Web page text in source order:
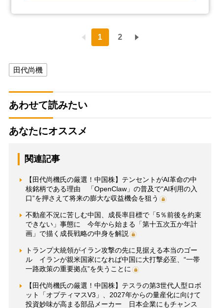
1 2
田代尚機
あわせて読みたい
あなたにオススメ
関連記事
【田代尚機氏の厳選！中国株】テンセントがAI革命の中
核銘柄である理由 「OpenClaw」の普及で“AI利用の入
口”を押さえて将来の膨大な収益機会を狙う
不動産不況に苦しむ中国、成長率目標で「5％前後を約束
できない」事態に 今年から始まる「第十五次五か年計
画」で描く成長戦略の中身を解説
トランプ大統領がイラン攻撃の先に見据える本当のゴー
ル イランが親米国家になれば中国に大打撃必至、“一帯
一路政策の重要拠点”を失うことに
【田代尚機氏の厳選！中国株】テスラの第3世代人型ロボ
ット「オプティマスV3」、2027年からの量産化に向けて
投資妙味が高まる部品メーカー 日本企業にもチャンス